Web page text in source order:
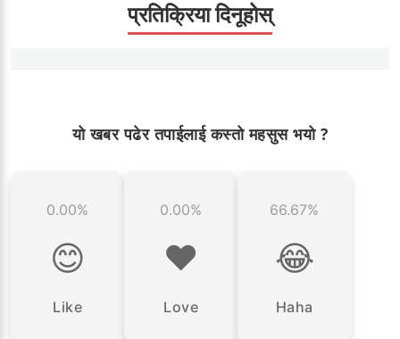
प्रतिक्रिया दिनूहोस्
यो खबर पढेर तपाईलाई कस्तो महसुस भयो ?
0.00%
😊
Like
0.00%
❤️
Love
66.67%
😂
Haha